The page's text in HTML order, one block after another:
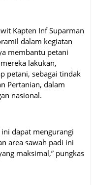
Kapten Inf Suparman
dalam kegiatan
membantu petani
lakukan,
petani, sebagai tindak
Pertanian, dalam
nasional.
dapat mengurangi
area sawah padi ini
maksimal,” pungkas